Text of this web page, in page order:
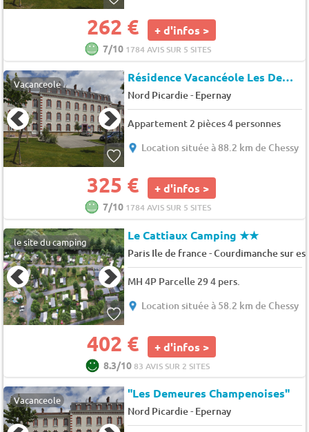
262 € + d'infos >
7/10 1784 AVIS SUR 5 SITES
Vacanceole Résidence Vacancéole Les Demeures Champenoises Confort*
Nord Picardie- Epernay
Appartement 2 pièces 4 personnes
Location située à 88.2 km de Chessy
325 € + d'infos >
7/10 1784 AVIS SUR 5 SITES
le site du camping Le Cattiaux Camping★★
Paris Ile de france-Courdimanche sur
MH 4P Parcelle 29 4 pers.
Location située à 58.2 km de Chessy
402 € + d'infos >
8.3/1083 AVIS SUR 2 SITES
Vacanceole "Les Demeures Champenoises"
Nord Picardie- Epernay